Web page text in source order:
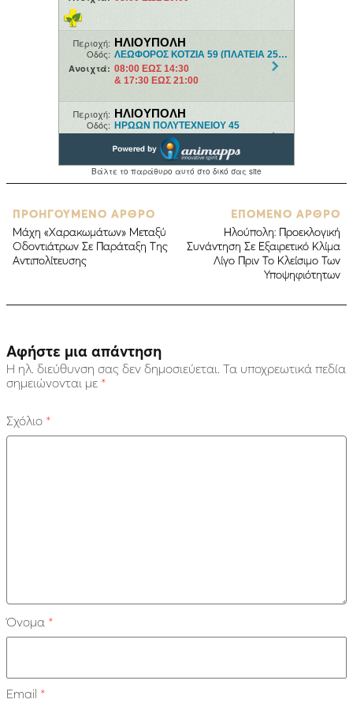
ΠΡΟΗΓΟΥΜΕΝΟ ΑΡΘΡΟ
Μάχη «Χαρακωμάτων» Μεταξύ
Οδοντιάτρων Σε Παράταξη Της
Αντιπολίτευσης
ΕΠΟΜΕΝΟ ΑΡΘΡΟ
Ηλούπολη: Προεκλογική
Συνάντηση Σε Εξαιρετικό Κλίμα
Λίγο Πριν Το Κλείσιμο Των
Υποψηφιότητων
Αφήστε μια απάντηση
Η ηλ. διεύθυνση σας δεν δημοσιεύεται. Τα υποχρεωτικά πεδία
σημειώνονται με *
Σχόλιο *
Όνομα *
Email *